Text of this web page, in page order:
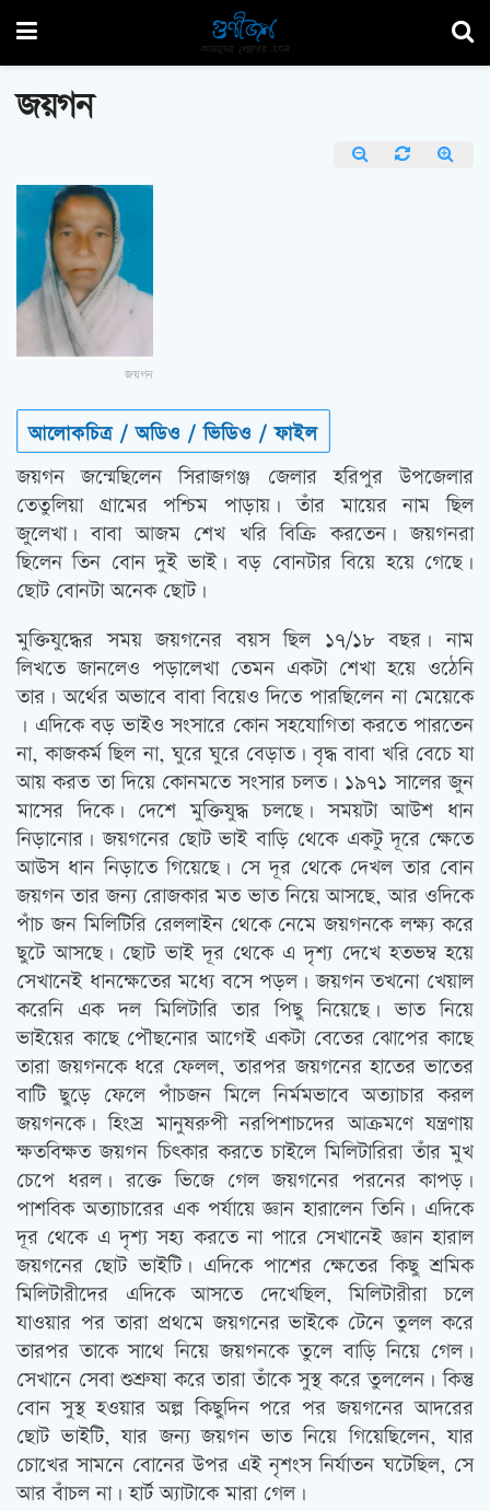
জয়গন
জয়গন
আলোকচিত্র / অডিও / ভিডিও / ফাইল
জয়গন জন্মেছিলেন সিরাজগঞ্জ জেলার হরিপুর উপজেলার
তেতুলিয়া গ্রামের পশ্চিম পাড়ায়। তাঁর মায়ের নাম ছিল
জুলেখা। বাবা আজম শেখ খরি বিক্রি করতেন। জয়গনরা
ছিলেন তিন বোন দুই ভাই। বড় বোনটার বিয়ে হয়ে গেছে।
ছোট বোনটা অনেক ছোট।
মুক্তিযুদ্ধের সময় জয়গনের বয়স ছিল ১৭/১৮ বছর। নাম
লিখতে জানলেও পড়ালেখা তেমন একটা শেখা হয়ে ওঠেনি
তার। অর্থের অভাবে বাবা বিয়েও দিতে পারছিলেন না মেয়েকে
। এদিকে বড় ভাইও সংসারে কোন সহযোগিতা করতে পারতেন
না, কাজকর্ম ছিল না, ঘুরে ঘুরে বেড়াত। বৃদ্ধ বাবা খরি বেচে যা
আয় করত তা দিয়ে কোনমতে সংসার চলত। ১৯৭১ সালের জুন
মাসের দিকে। দেশে মুক্তিযুদ্ধ চলছে। সময়টা আউশ ধান
নিড়ানোর। জয়গনের ছোট ভাই বাড়ি থেকে একটু দূরে ক্ষেতে
আউস ধান নিড়াতে গিয়েছে। সে দূর থেকে দেখল তার বোন
জয়গন তার জন্য রোজকার মত ভাত নিয়ে আসছে, আর ওদিকে
পাঁচ জন মিলিটিরি রেললাইন থেকে নেমে জয়গনকে লক্ষ্য করে
ছুটে আসছে। ছোট ভাই দূর থেকে এ দৃশ্য দেখে হতভম্ব হয়ে
সেখানেই ধানক্ষেতের মধ্যে বসে পড়ল। জয়গন তখনো খেয়াল
করেনি এক দল মিলিটারি তার পিছু নিয়েছে। ভাত নিয়ে
ভাইয়ের কাছে পৌছনোর আগেই একটা বেতের ঝোপের কাছে
তারা জয়গনকে ধরে ফেলল, তারপর জয়গনের হাতের ভাতের
বাটি ছুড়ে ফেলে পাঁচজন মিলে নির্মমভাবে অত্যাচার করল
জয়গনকে। হিংস্র মানুষরুপী নরপিশাচদের আক্রমণে যন্ত্রণায়
ক্ষতবিক্ষত জয়গন চিৎকার করতে চাইলে মিলিটারিরা তাঁর মুখ
চেপে ধরল। রক্তে ভিজে গেল জয়গনের পরনের কাপড়।
পাশবিক অত্যাচারের এক পর্যায়ে জ্ঞান হারালেন তিনি। এদিকে
দূর থেকে এ দৃশ্য সহ্য করতে না পারে সেখানেই জ্ঞান হারাল
জয়গনের ছোট ভাইটি। এদিকে পাশের ক্ষেতের কিছু শ্রমিক
মিলিটারীদের এদিকে আসতে দেখেছিল, মিলিটারীরা চলে
যাওয়ার পর তারা প্রথমে জয়গনের ভাইকে টেনে তুলল করে
তারপর তাকে সাথে নিয়ে জয়গনকে তুলে বাড়ি নিয়ে গেল।
সেখানে সেবা শুশ্রুষা করে তারা তাঁকে সুস্থ করে তুললেন। কিন্তু
বোন সুস্থ হওয়ার অল্প কিছুদিন পরে পর জয়গনের আদরের
ছোট ভাইটি, যার জন্য জয়গন ভাত নিয়ে গিয়েছিলেন, যার
চোখের সামনে বোনের উপর এই নৃশংস নির্যাতন ঘটেছিল, সে
আর বাঁচল না। হার্ট অ্যাটাকে মারা গেল।